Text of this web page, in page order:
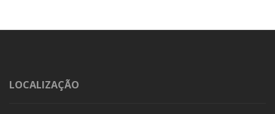
LOCALIZAÇÃO